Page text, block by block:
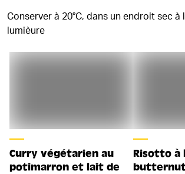
Conserver à 20°C, dans un endroit sec à
lumièure
Curry végétarien au
potimarron et lait de
Risotto à